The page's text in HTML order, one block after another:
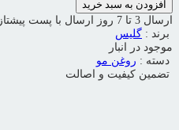
بود.
افزودن به سبد خرید
ارسال 3 تا 7 روز
ارسال با پست پیشتاز
برند : گلیس
موجود در انبار
دسته : روغن مو
تضمین کیفیت و اصالت